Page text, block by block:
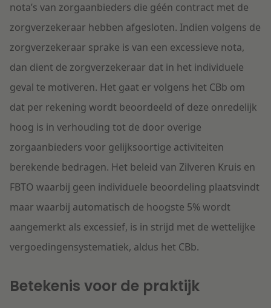
nota’s van zorgaanbieders die géén contract met de
zorgverzekeraar hebben afgesloten. Indien volgens de
zorgverzekeraar sprake is van een excessieve nota,
dan dient de zorgverzekeraar dat in het individuele
geval te motiveren. Het gaat er volgens het CBb om
dat per rekening wordt beoordeeld of deze onredelijk
hoog is in verhouding tot de door overige
zorgaanbieders voor gelijksoortige activiteiten
berekende bedragen. Het beleid van Zilveren Kruis en
FBTO waarbij geen individuele beoordeling plaatsvindt
maar waarbij automatisch de hoogste 5% wordt
aangemerkt als excessief, is in strijd met de wettelijke
vergoedingensystematiek, aldus het CBb.
Betekenis voor de praktijk